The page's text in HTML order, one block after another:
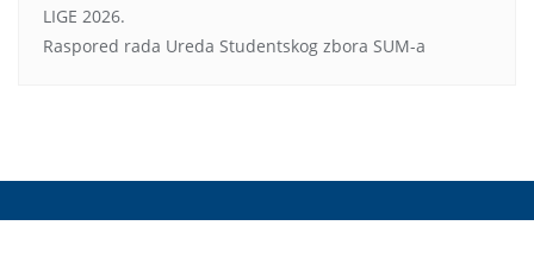
LIGE 2026.
Raspored rada Ureda Studentskog zbora SUM-a